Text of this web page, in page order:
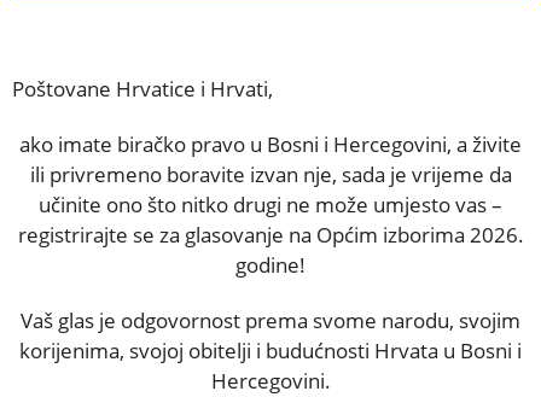
Poštovane Hrvatice i Hrvati,
ako imate biračko pravo u Bosni i Hercegovini, a živite
ili privremeno boravite izvan nje, sada je vrijeme da
učinite ono što nitko drugi ne može umjesto vas –
registrirajte se za glasovanje na Općim izborima 2026.
godine!
Vaš glas je odgovornost prema svome narodu, svojim
korijenima, svojoj obitelji i budućnosti Hrvata u Bosni i
Hercegovini.